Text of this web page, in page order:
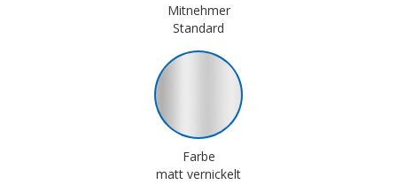
Mitnehmer
Standard
Farbe
matt vernickelt